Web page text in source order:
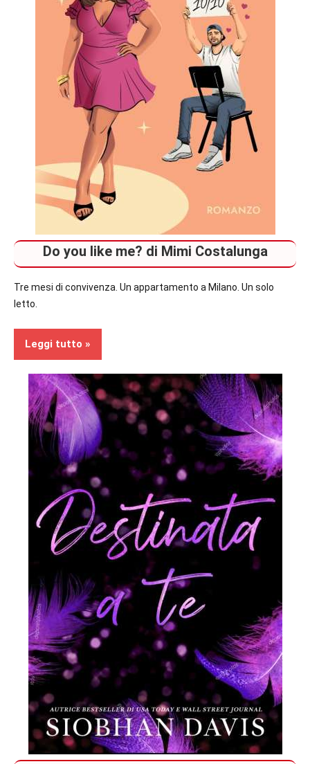
Do you like me? di Mimi Costalunga
Tre mesi di convivenza. Un appartamento a Milano. Un solo
letto.
Leggi tutto
Recensioni
Contemporary
Romance
In
secondo
piano